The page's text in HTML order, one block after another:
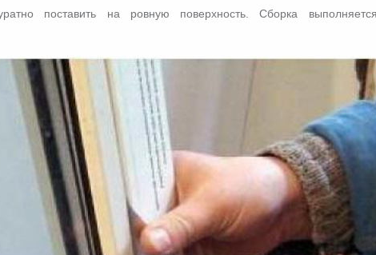
поставить на ровную поверхность. Сборка